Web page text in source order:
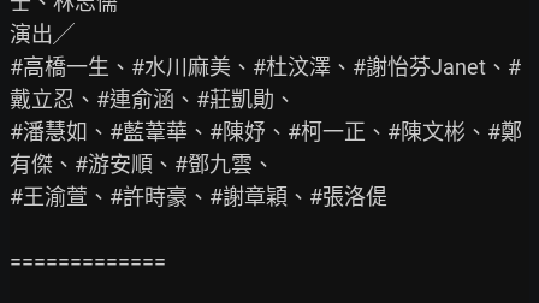
演出╱
#高橋一生、#水川麻美、#杜汶澤、#謝怡芬Janet、#
戴立忍、#連俞涵、#莊凱勛、
#潘慧如、#藍葦華、#陳妤、#柯一正、#陳文彬、#鄭
有傑、#游安順、#鄧九雲、
#王渝萱、#許時豪、#謝章穎、#張洛偍
=============